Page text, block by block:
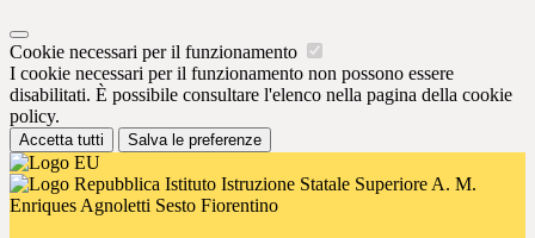
Cookie necessari per il funzionamento
I cookie necessari per il funzionamento non possono essere
disabilitati. È possibile consultare l'elenco nella pagina della cookie
policy.
Accetta tutti Salva le preferenze
Istituto Istruzione Statale Superiore A. M.
Enriques Agnoletti Sesto Fiorentino